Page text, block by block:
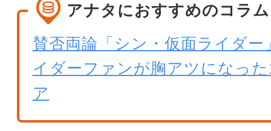
アナタにおすすめのコラム
賛否両論「シン・仮面ライダー
イダーファンが胸アツになっ
ア